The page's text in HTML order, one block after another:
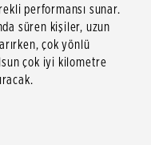
performansı sunar.
süren kişiler, uzun
çok yönlü
çok iyi kilometre